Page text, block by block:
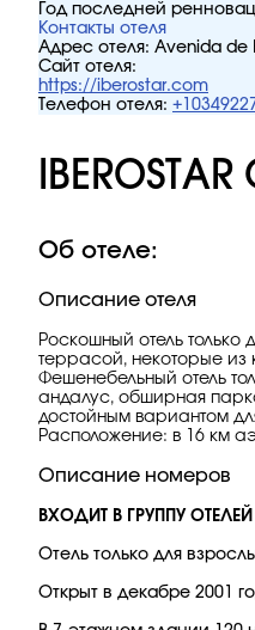
Год последней
Контакты отеля
Адрес отеля: Avenida de
Сайт отеля:
https://iberostar.com
Телефон отеля:
Об отеле:
Описание отеля
Роскошный отель
террасой, некоторые из
Фешенебельный отель
андалус, обширная
достойным вариантом
Расположение: в 16 км
Описание номеров
ВХОДИТ В ГРУППУ ОТЕЛЕЙ
Отель только для
Открыт в декабре 2001